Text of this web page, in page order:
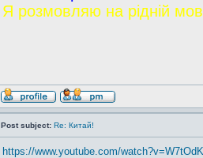
Я розмовляю на рідній
Post subject: Re: Китай!
https://www.youtube.com/